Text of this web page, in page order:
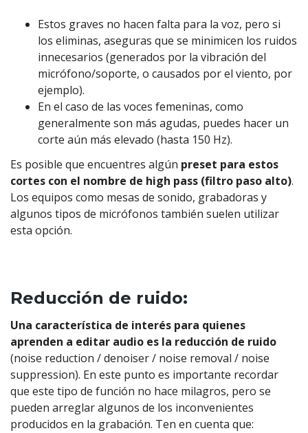
Estos graves no hacen falta para la voz, pero si
los eliminas, aseguras que se minimicen los ruidos
innecesarios (generados por la vibración del
micrófono/soporte, o causados por el viento, por
ejemplo).
En el caso de las voces femeninas, como
generalmente son más agudas, puedes hacer un
corte aún más elevado (hasta 150 Hz).
Es posible que encuentres algún preset para estos
cortes con el nombre de high pass (filtro paso alto).
Los equipos como mesas de sonido, grabadoras y
algunos tipos de micrófonos también suelen utilizar
esta opción.
Reducción de ruido:
Una característica de interés para quienes
aprenden a editar audio es la reducción de ruido
(noise reduction / denoiser / noise removal / noise
suppression). En este punto es importante recordar
que este tipo de función no hace milagros, pero se
pueden arreglar algunos de los inconvenientes
producidos en la grabación. Ten en cuenta que: